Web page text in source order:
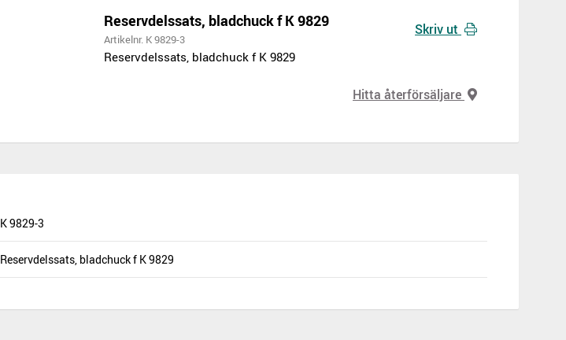
Reservdelssats, bladchuck f K 9829
Artikelnr. K 9829-3
Reservdelssats, bladchuck f K 9829
Skriv ut
Hitta återförsäljare
K 9829-3
Reservdelssats, bladchuck f K 9829